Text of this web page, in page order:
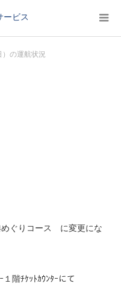
ービス
の運航状況
ぐりコース に変更にな
階ﾁｹｯﾄｶｳﾝﾀｰにて